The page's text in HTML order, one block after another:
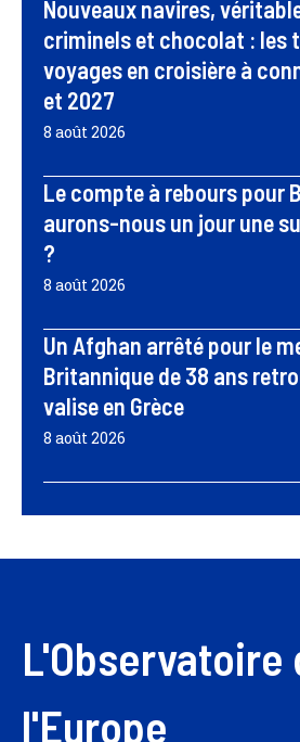
Nouveaux navires,
criminels et chocolat : les
voyages en croisière à
et 2027
8 août 2026
Le compte à rebours pour
aurons-nous un jour une
?
8 août 2026
Un Afghan arrêté pour le
Britannique de 38 ans
valise en Grèce
8 août 2026
L'Observatoire
l'Europe